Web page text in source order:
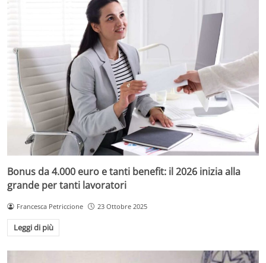
Bonus da 4.000 euro e tanti benefit: il 2026 inizia alla
grande per tanti lavoratori
Francesca Petriccione 23 Ottobre 2025
Leggi di più